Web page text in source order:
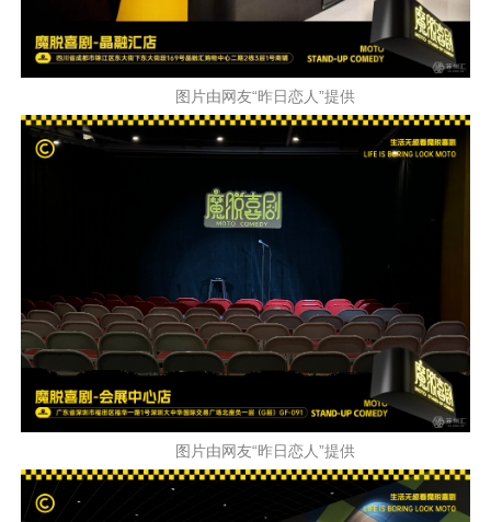
图片由网友“昨日恋人”提供
图片由网友“昨日恋人”提供